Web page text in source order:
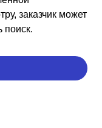
заказчик может
поиск.